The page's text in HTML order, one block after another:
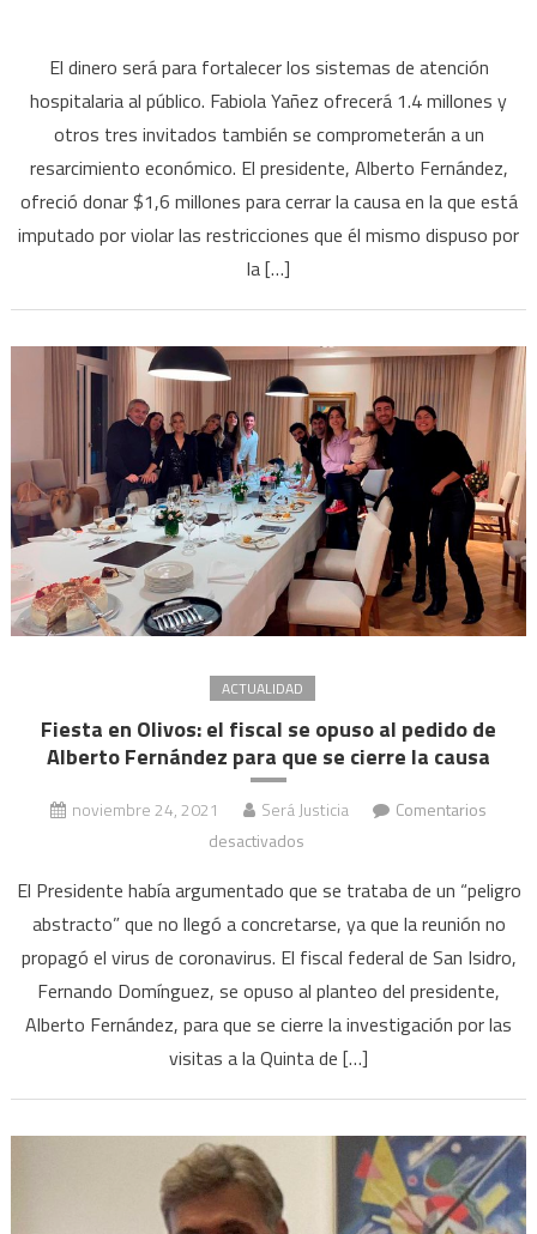
VIP
en
Olivos:
Alberto
Fernández
ofreció
$1.6000.000
para
cerrar
la
causa
El dinero será para fortalecer los sistemas de atención
hospitalaria al público. Fabiola Yañez ofrecerá 1.4 millones y
otros tres invitados también se comprometerán a un
resarcimiento económico. El presidente, Alberto Fernández,
ofreció donar $1,6 millones para cerrar la causa en la que está
imputado por violar las restricciones que él mismo dispuso por
la […]
ACTUALIDAD
Fiesta en Olivos: el fiscal se opuso al pedido de
Alberto Fernández para que se cierre la causa
noviembre 24, 2021 Será Justicia
Comentarios
desactivados
en
Olivos:
el
fiscal
se
opuso
de
Alberto
Fernández
El Presidente había argumentado que se trataba de un “peligro
abstracto” que no llegó a concretarse, ya que la reunión no
propagó el virus de coronavirus. El fiscal federal de San Isidro,
Fernando Domínguez, se opuso al planteo del presidente,
Alberto Fernández, para que se cierre la investigación por las
visitas a la Quinta de […]